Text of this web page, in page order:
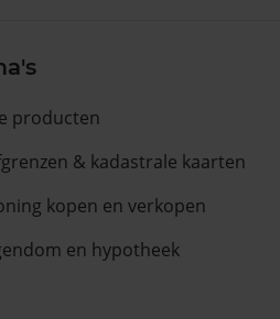
producten
& kadastrale kaarten
kopen en verkopen
en hypotheek